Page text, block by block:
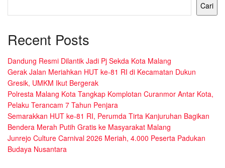
Cari
Recent Posts
Dandung Resmi Dilantik Jadi Pj Sekda Kota Malang
Gerak Jalan Meriahkan HUT ke-81 RI di Kecamatan Dukun
Gresik, UMKM Ikut Bergerak
Polresta Malang Kota Tangkap Komplotan Curanmor Antar Kota,
Pelaku Terancam 7 Tahun Penjara
Semarakkan HUT ke-81 RI, Perumda Tirta Kanjuruhan Bagikan
Bendera Merah Putih Gratis ke Masyarakat Malang
Junrejo Culture Carnival 2026 Meriah, 4.000 Peserta Padukan
Budaya Nusantara